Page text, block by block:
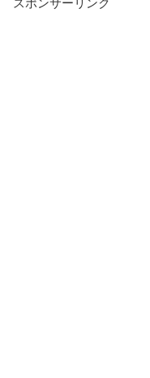
スポンサーリンク